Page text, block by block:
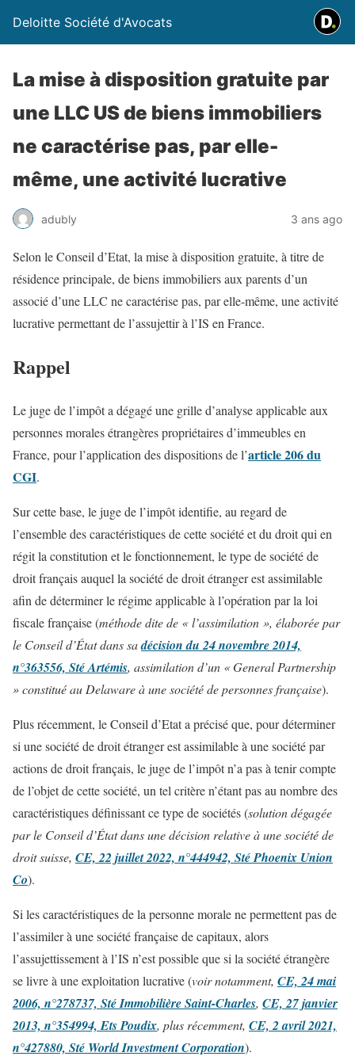
Deloitte Société d'Avocats
La mise à disposition gratuite par
une LLC US de biens immobiliers
ne caractérise pas, par elle-
même, une activité lucrative
adubly 3 ans ago
Selon le Conseil d’Etat, la mise à disposition gratuite, à titre de
résidence principale, de biens immobiliers aux parents d’un
associé d’une LLC ne caractérise pas, par elle-même, une activité
lucrative permettant de l’assujettir à l’IS en France.
Rappel
Le juge de l’impôt a dégagé une grille d’analyse applicable aux
personnes morales étrangères propriétaires d’immeubles en
France, pour l’application des dispositions de l’article 206 du
CGI.
Sur cette base, le juge de l’impôt identifie, au regard de
l’ensemble des caractéristiques de cette société et du droit qui en
régit la constitution et le fonctionnement, le type de société de
droit français auquel la société de droit étranger est assimilable
afin de déterminer le régime applicable à l’opération par la loi
fiscale française (méthode dite de « l’assimilation », élaborée par
le Conseil d’État dans sadécision du 24 novembre 2014,
n°363556, Sté Artémis, assimilation d’un « General Partnership
» constitué au Delaware à une société de personnes française).
Plus récemment, le Conseil d’Etat a précisé que, pour déterminer
si une société de droit étranger est assimilable à une société par
actions de droit français, le juge de l’impôt n’a pas à tenir compte
de l’objet de cette société, un tel critère n’étant pas au nombre des
caractéristiques définissant ce type de sociétés (solution dégagée
par le Conseil d’État dans une décision relative à une société de
droit suisse, CE, 22 juillet 2022, n°444942, Sté Phoenix Union
Co).
Si les caractéristiques de la personne morale ne permettent pas de
l’assimiler à une société française de capitaux, alors
l’assujettissement à l’IS n’est possible que si la société étrangère
se livre à une exploitation lucrative (voirnotamment, CE, 24 mai
2006, n°278737, Sté Immobilière Saint-Charles, CE, 27 janvier
2013, n°354994, Ets Poudix, plus récemment, CE, 2 avril 2021,
n°427880, Sté World Investment Corporation).